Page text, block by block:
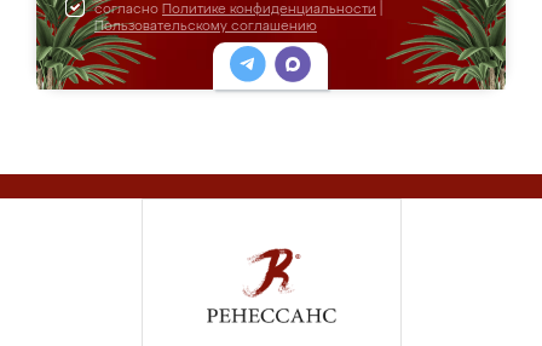
согласно Политике конфиденциальности
Пользовательскому соглашению